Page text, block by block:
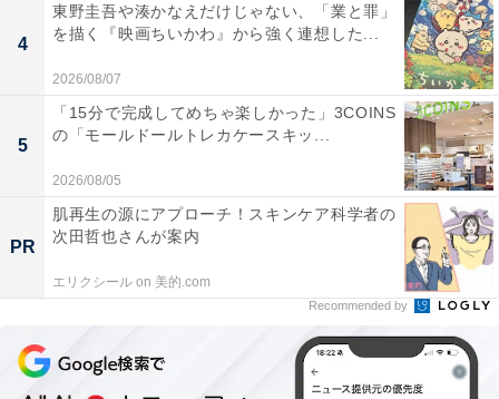
4
東野圭吾や湊かなえだけじゃない、「業と罪」
を描く『映画ちいかわ』から強く連想した...
2026/08/07
5
「15分で完成してめちゃ楽しかった」3COINS
の「モールドールトレカケースキッ...
2026/08/05
PR
肌再生の源にアプローチ！スキンケア科学者の
次田哲也さんが案内
エリクシール on 美的.com
Recommended by